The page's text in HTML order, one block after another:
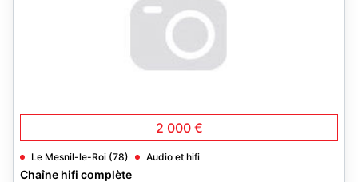
2 000 €
Le Mesnil-le-Roi (78) Audio et hifi
Chaîne hifi complète